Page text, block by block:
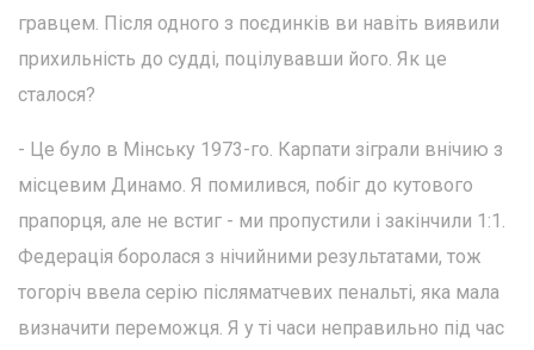
гравцем. Після одного з поєдинків ви навіть виявили
прихильність до судді, поцілувавши його. Як це
сталося?
- Це було в Мінську 1973-го. Карпати зіграли внічию з
місцевим Динамо. Я помилився, побіг до кутового
прапорця, але не встиг - ми пропустили і закінчили 1:1.
Федерація боролася з нічийними результатами, тож
тогоріч ввела серію післяматчевих пенальті, яка мала
визначити переможця. Я у ті часи неправильно під час